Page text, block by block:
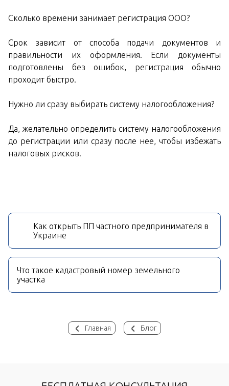
Главная Блог
Сколько времени занимает регистрация ООО?
Срок зависит от способа подачи документов и
правильности их оформления. Если документы
подготовлены без ошибок, регистрация обычно
проходит быстро.
Нужно ли сразу выбирать систему налогообложения?
Да, желательно определить систему налогообложения
до регистрации или сразу после нее, чтобы избежать
налоговых рисков.
Как открыть ПП частного предпринимателя в
Украине
Что такое кадастровый номер земельного
участка